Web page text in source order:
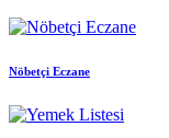
Nöbetçi Eczane